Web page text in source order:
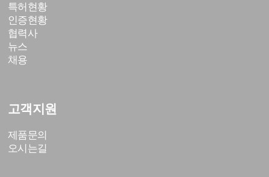
특허현황
인증현황
협력사
뉴스
채용
고객지원
제품문의
오시는길